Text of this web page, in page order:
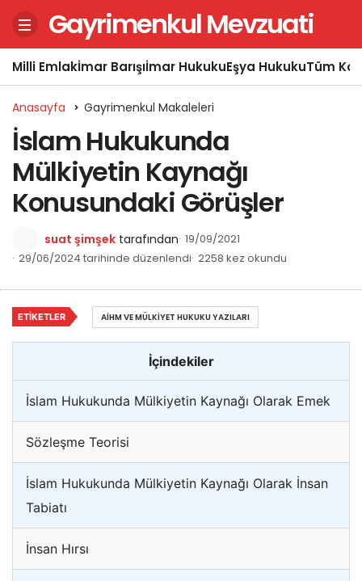
Gayrimenkul Mevzuati
Milli Emlakİmar Barışıİmar HukukuEşya HukukuTüm
Anasayfa Gayrimenkul Makaleleri
İslam Hukukunda
Mülkiyetin Kaynağı
Konusundaki Görüşler
suat şimşek tarafından 19/09/2021
29/06/2024 tarihinde düzenlendi 2258 kez okundu
İçindekiler
İslam Hukukunda Mülkiyetin Kaynağı Olarak Emek
Sözleşme Teorisi
İslam Hukukunda Mülkiyetin Kaynağı Olarak İnsan
Tabiatı
İnsan Hırsı
ETIKETLER AİHM VE MÜLKIYET HUKUKU YAZILARI